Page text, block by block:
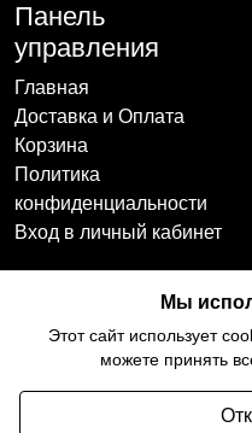
Панель
управления
Главная
Доставка и Оплата
Корзина
Политика
конфиденциальности
Вход в личный кабинет
ccozy@yandex.ru
Мы
Этот сайт использует
можете принять